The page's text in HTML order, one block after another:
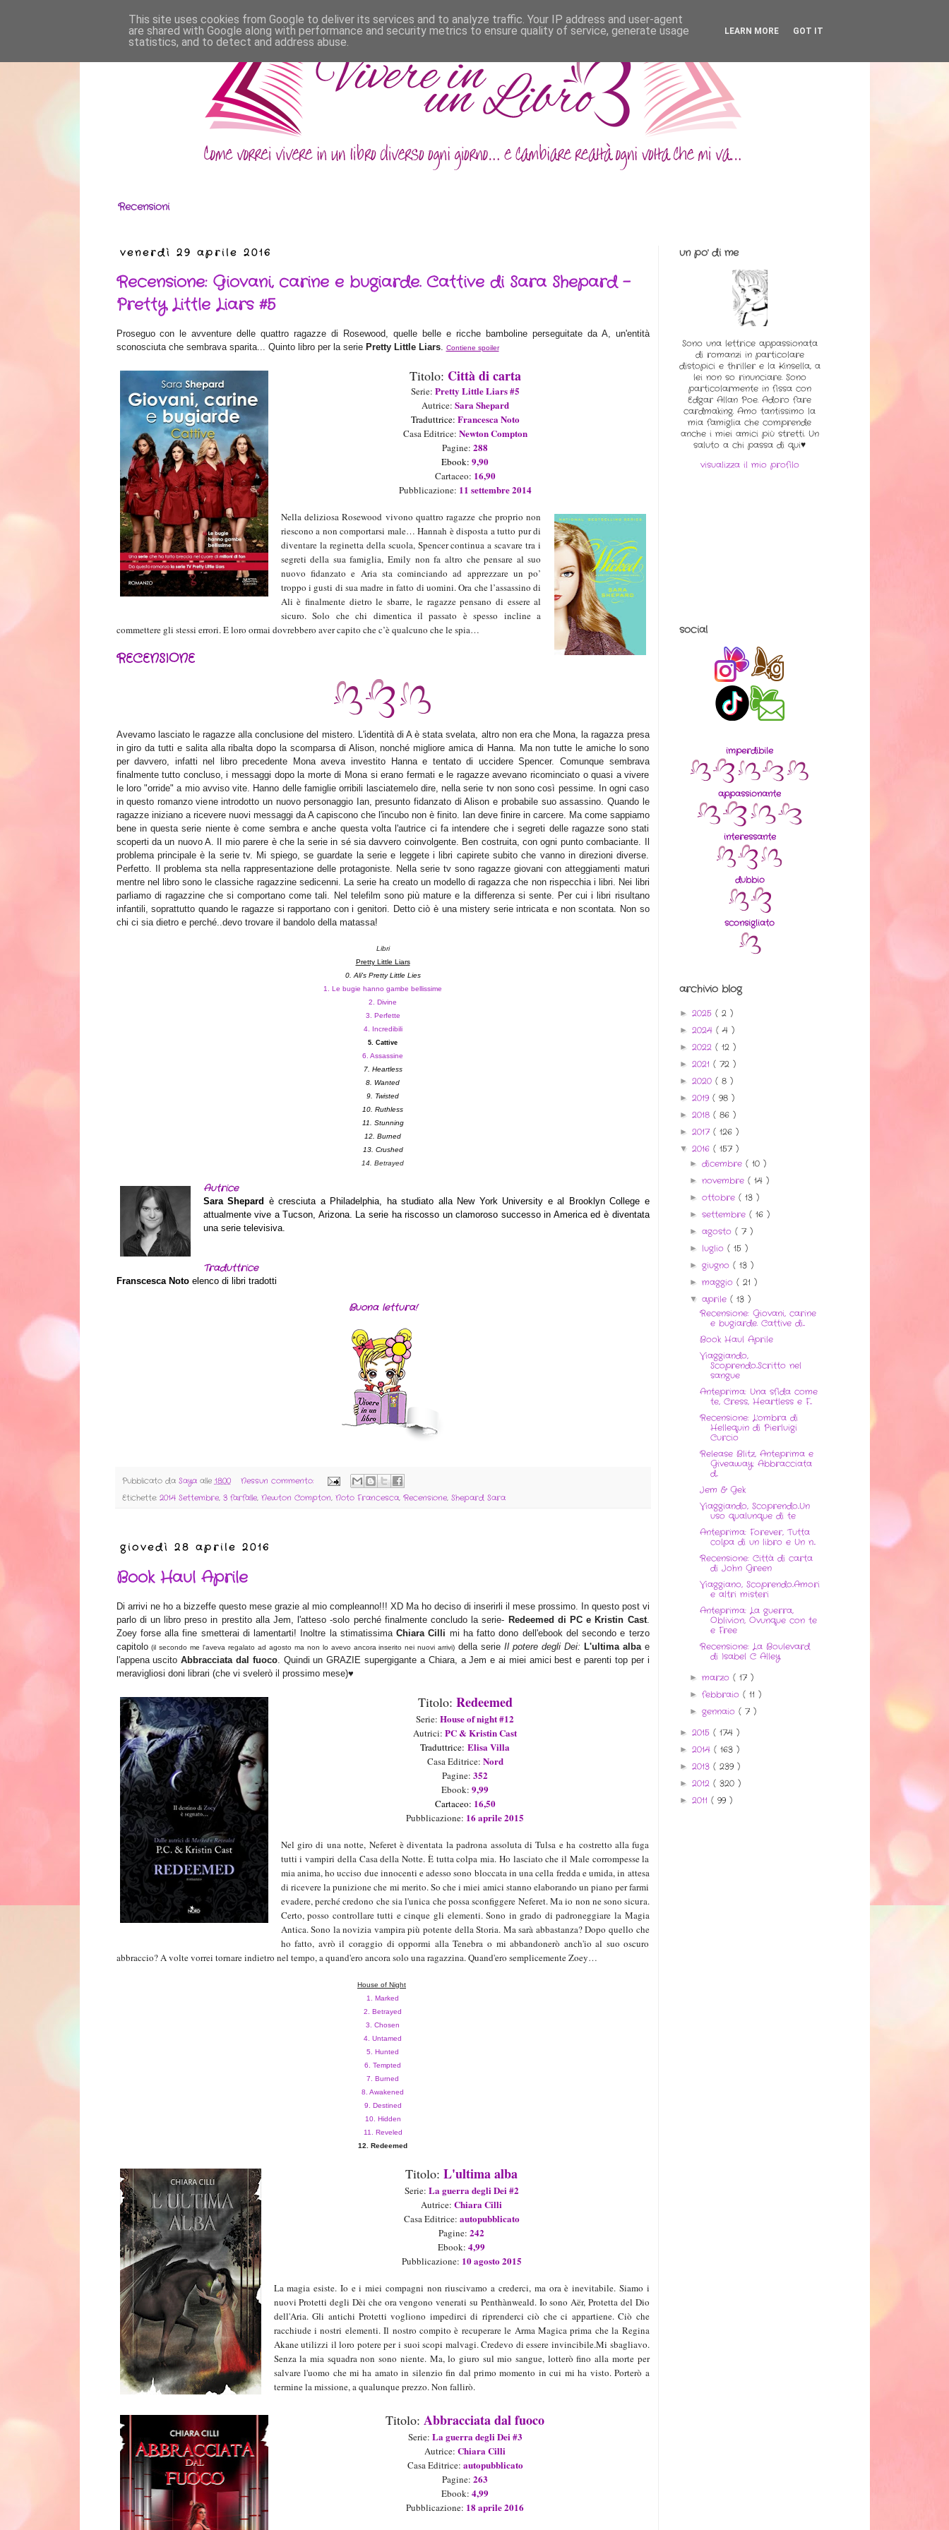
Recensioni
venerdì 29 aprile 2016
Recensione: Giovani, carine e bugiarde. Cattive di Sara Shepard -
Pretty Little Liars #5
Proseguo con le avventure delle quattro ragazze di Rosewood, quelle belle e ricche bamboline perseguitate da A, un'entità
sconosciuta che sembrava sparita... Quinto libro per la serie Pretty Little Liars. Contiene spoiler
Titolo: Città di carta
Serie: Pretty Little Liars #5
Autrice: Sara Shepard
Traduttrice: Francesca Noto
Casa Editrice: Newton Compton
Pagine:288
Ebook: 9,90
Cartaceo: 16,90
Pubblicazione: 11 settembre2014
Nella deliziosa Rosewood vivono quattro ragazze che proprio non
riescono a non comportarsi male… Hannah è disposta a tutto pur di
diventare la reginetta della scuola, Spencer continua a scavare tra i
segreti della sua famiglia, Emily non fa altro che pensare al suo
nuovo fidanzato e Aria sta cominciando ad apprezzare un po’
troppo i gusti di sua madre in fatto di uomini. Ora che l’assassino di
Ali è finalmente dietro le sbarre, le ragazze pensano di essere al
sicuro. Solo che chi dimentica il passato è spesso incline a
commettere gli stessi errori. E loro ormai dovrebbero aver capito che c’è qualcuno che le spia…
RECENSIONE
Avevamo lasciato le ragazze alla conclusione del mistero. L'identità di A è stata svelata altro non era che Mona, la ragazza presa
in giro da tutti e salita alla ribalta dopo la scomparsa di Alison, nonché migliore amica di Hanna. Ma non tutte le amiche lo sono
per davvero, infatti nel libro precedente Mona aveva investito Hanna e tentato di uccidere Spencer. Comunque sembrava
finalmente tutto concluso, i messaggi dopo la morte di Mona si erano fermati e le ragazze avevano ricominciato o quasi a vivere
le loro "orride" a mio avviso vite. Hanno delle famiglie orribili lasciatemelo dire, nella serie tv non sono così pessime. In ogni caso
in questo romanzo viene introdotto un nuovo personaggio Ian, presunto fidanzato di Alison e probabile suo assassino. Quando le
ragazze iniziano a ricevere nuovi messaggi da A capiscono che l'incubo non è finito. Ian deve finire in carcere. Ma come sappiamo
bene in questa serie niente è come sembra e anche questa volta l'autrice ci fa intendere che i segreti delle ragazze sono stati
scoperti da un nuovo A. Il mio parere è che la serie in sé sia davvero coinvolgente. Ben costruita, con ogni punto combaciante. Il
problema principale è la serie tv. Mi spiego, se guardate la serie e leggete i libri capirete subito che vanno in direzioni diverse.
Perfetto. Il problema sta nella rappresentazione delle protagoniste. Nellaserie tv sono ragazze giovanicon atteggiamenti maturi
mentre nel libro sono leclassiche ragazzine sedicenni. La serie ha creato un modello di ragazza che non rispecchia i libri. Nei libri
parliamo di ragazzine che si comportano come tali. Nel telefilm sono più mature e la differenza si sente. Per cui i libri risultano
infantili, soprattutto quando le ragazze si rapportano con i genitori. Detto ciò è una mistery serieintricata e non scontata. Non so
chi ci sia dietro e perché..devo trovare il bandolo della matassa!
Libri
Pretty Little Liars
0. Ali's Pretty Little Lies
1. Le bugie hanno gambe bellissime
2. Divine
3. Perfette
4. Incredibili
5. Cattive
6. Assassine
7. Heartless
8. Wanted
9. Twisted
10. Ruthless
11. Stunning
12. Burned
13. Crushed
14. Betrayed
Autrice
Sara Shepard è cresciuta a Philadelphia, ha studiato alla New York University e al Brooklyn College e
attualmente vive a Tucson, Arizona. La serie ha riscosso un clamoroso successo in America ed è diventata
una serie televisiva.
Traduttrice
Franscesca Noto elenco di libri tradotti
Buona lettura!
Pubblicato da Saya alle18:00
Nessun commento:
Etichette: 2014 Settembre, 3 farfalle, Newton Compton, Noto Francesca, Recensione, Shepard Sara
giovedì 28 aprile 2016
Book Haul Aprile
Di arrivi ne ho a bizzeffe questo mese grazie al mio compleanno!!! XD Ma ho deciso di inserirli il mese prossimo. In questo post vi
parlo di un libro preso in prestito alla Jem, l'atteso -solo perché finalmente concludo la serie- Redeemed di PC e Kristin Cast.
Zoey forse alla fine smetterai di lamentarti! Inoltre la stimatissima Chiara Cilli mi ha fatto dono dell'ebook del secondo e terzo
capitolo(il secondo me l'aveva regalato ad agosto ma non lo avevo ancora inseritonei nuovi arrivi) dellaserie Il potere degli Dei: L'ultima albae
l'appena uscitoAbbracciata dal fuoco. Quindi unGRAZIE supergigante a Chiara, a Jem e ai miei amici best e parenti top per i
meravigliosi doni librari (che vi svelerò il prossimo mese)♥
Titolo: Redeemed
Serie:House ofnight#12
Autrici:PC & Kristin Cast
Traduttrice:Elisa Villa
Casa Editrice: Nord
Pagine:352
Ebook:9,99
Cartaceo: 16,50
Pubblicazione: 16aprile2015
Nel giro di una notte, Neferet è diventata la padrona assoluta di Tulsa e ha costretto alla fuga
tutti i vampiri della Casa della Notte. È tutta colpa mia. Ho lasciato che il Male corrompesse la
mia anima, ho ucciso due innocenti e adesso sono bloccata in una cella fredda e umida, in attesa
di ricevere la punizione che mi merito. So che i miei amici stanno elaborando un piano per farmi
evadere, perché credono che sia l'unica che possa sconfiggere Neferet. Ma io non ne sono sicura.
Certo, posso controllare tutti e cinque gli elementi. Sono in grado di padroneggiare la Magia
Antica. Sono la novizia vampira più potente della Storia. Ma sarà abbastanza? Dopo quello che
ho fatto, avrò il coraggio di oppormi alla Tenebra o mi abbandonerò anch'io al suo oscuro
abbraccio? A volte vorrei tornare indietro nel tempo, a quand'ero ancora solo una ragazzina. Quand'ero semplicemente Zoey…
House of Night
1. Marked
2. Betrayed
3. Chosen
4. Untamed
5. Hunted
6. Tempted
7. Burned
8. Awakened
9. Destined
10. Hidden
11. Reveled
12. Redeemed
Titolo:L'ultima alba
Serie: La guerra degli Dei #2
Autrice:Chiara Cilli
Casa Editrice: autopubblicato
Pagine:242
Ebook:4,99
Pubblicazione: 10 agosto2015
La magia esiste. Io e i miei compagni non riuscivamo a crederci, ma ora è inevitabile. Siamo i
nuovi Protetti degli Dèi che ora vengono venerati su Penthànweald. Io sono Aër, Protetta del Dio
dell'Aria. Gli antichi Protetti vogliono impedirci di riprenderci ciò che ci appartiene. Ciò che
racchiude i nostri elementi. Il nostro compito è recuperare le Arma Magica prima che la Regina
Akane utilizzi il loro potere per i suoi scopi malvagi.Credevo di essere invincibile.Mi sbagliavo.
Senza la mia squadra non sono niente. Ma, lo giuro sul mio sangue, lotterò fino alla morte per
salvare l'uomo che mi ha amato in silenzio fin dal primo momento in cui mi ha visto. Porterò a
termine la missione, a qualunque prezzo.Non fallirò.
Titolo:Abbracciata dal fuoco
Serie: La guerra degli Dei#3
Autrice:Chiara Cilli
Casa Editrice: autopubblicato
Pagine:263
Ebook:4,99
Pubblicazione: 18 aprile2016
un po' di me
Sono una lettrice appassionata
di romanzi in particolare
distopici e thriller e la Kinsella, a
lei non so rinunciare. Sono
particolarmente in fissa con
Edgar Allan Poe. Adoro fare
cardmaking. Amo tantissimo la
mia famiglia che comprende
anche i miei amici più stretti. Un
saluto a chi passa di qui♥
visualizza il mio profilo
social
imperdibile
appassionante
interessante
dubbio
sconsigliato
archivio blog
► 2025 ( 2 )
► 2024 ( 4 )
► 2022 ( 12 )
► 2021 ( 72 )
► 2020 ( 8 )
► 2019 ( 98 )
► 2018 ( 86 )
► 2017 ( 126 )
▼ 2016 ( 157 )
► dicembre ( 10 )
► novembre ( 14 )
► ottobre ( 13 )
► settembre ( 16 )
► agosto ( 7 )
► luglio ( 15 )
► giugno ( 13 )
► maggio ( 21 )
▼ aprile ( 13 )
Recensione: Giovani, carine
e bugiarde. Cattive di...
Book Haul Aprile
Viaggiando,
Scoprendo..Scritto nel
sangue
Anteprima: Una sfida come
te, Cress, Heartless e F...
Recensione: L'ombra di
Hellequin di Pierluigi
Curcio
Release Blitz, Anteprima e
Giveaway: Abbracciata
d...
Jem & Gek
Viaggiando, Scoprendo..Un
uso qualunque di te
Anteprima: Forever, Tutta
colpa di un libro e Un n...
Recensione: Città di carta
di John Green
Viaggiano, Scoprendo..Amori
e altri misteri
Anteprima: La guerra,
Oblivion, Ovunque con te
e Free
Recensione: La Boulevard
di Isabel C Alley
► marzo ( 17 )
► febbraio ( 11 )
► gennaio ( 7 )
► 2015 ( 174 )
► 2014 ( 163 )
► 2013 ( 239 )
► 2012 ( 320 )
► 2011 ( 99 )
This site uses cookies from Google to deliver its services and to analyze traffic. Your IP address and user-agent
are shared with Google along with performance and security metrics to ensure quality of service, generate usage
statistics, and to detect and address abuse.
LEARN MORE GOT IT